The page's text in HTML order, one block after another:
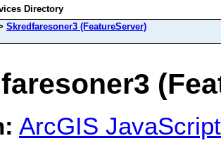
Directory
Skredfaresoner3 (FeatureServer)
ArcGIS JavaScript